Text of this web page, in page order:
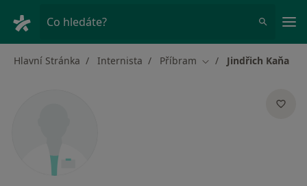
Co hledáte?
Hlavní Stránka Internista Příbram Změna města
Jindřich Kaňa